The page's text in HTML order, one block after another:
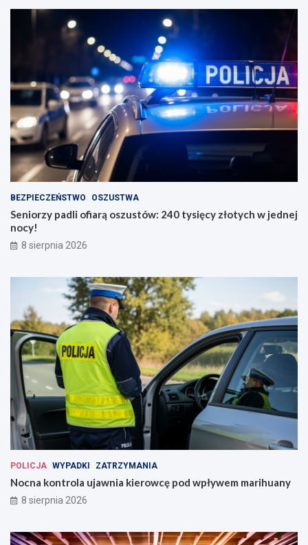
BEZPIECZEŃSTWO OSZUSTWA
Seniorzy padli ofiarą oszustów: 240 tysięcy złotych w jednej
nocy!
8 sierpnia 2026
POLICJA WYPADKI ZATRZYMANIA
Nocna kontrola ujawnia kierowcę pod wpływem marihuany
8 sierpnia 2026